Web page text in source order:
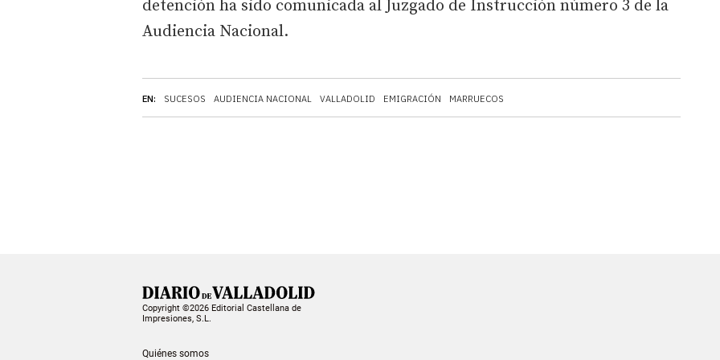
EN: SUCESOS AUDIENCIA NACIONAL VALLADOLID EMIGRACIÓN MARRUECOS
detención ha sido comunicada al Juzgado de Instrucción número 3 de la
Audiencia Nacional.
Copyright ©2026 Editorial Castellana de
Impresiones, S.L.
Quiénes somos